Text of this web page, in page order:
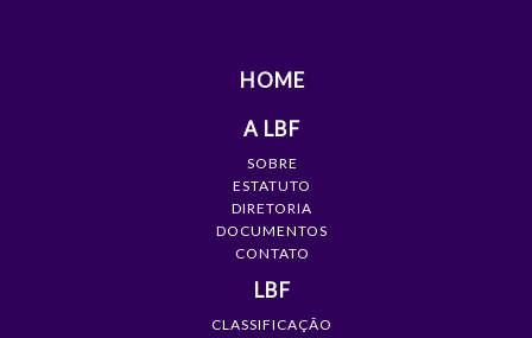
HOME
A LBF
SOBRE
ESTATUTO
DIRETORIA
DOCUMENTOS
CONTATO
LBF
CLASSIFICAÇÃO